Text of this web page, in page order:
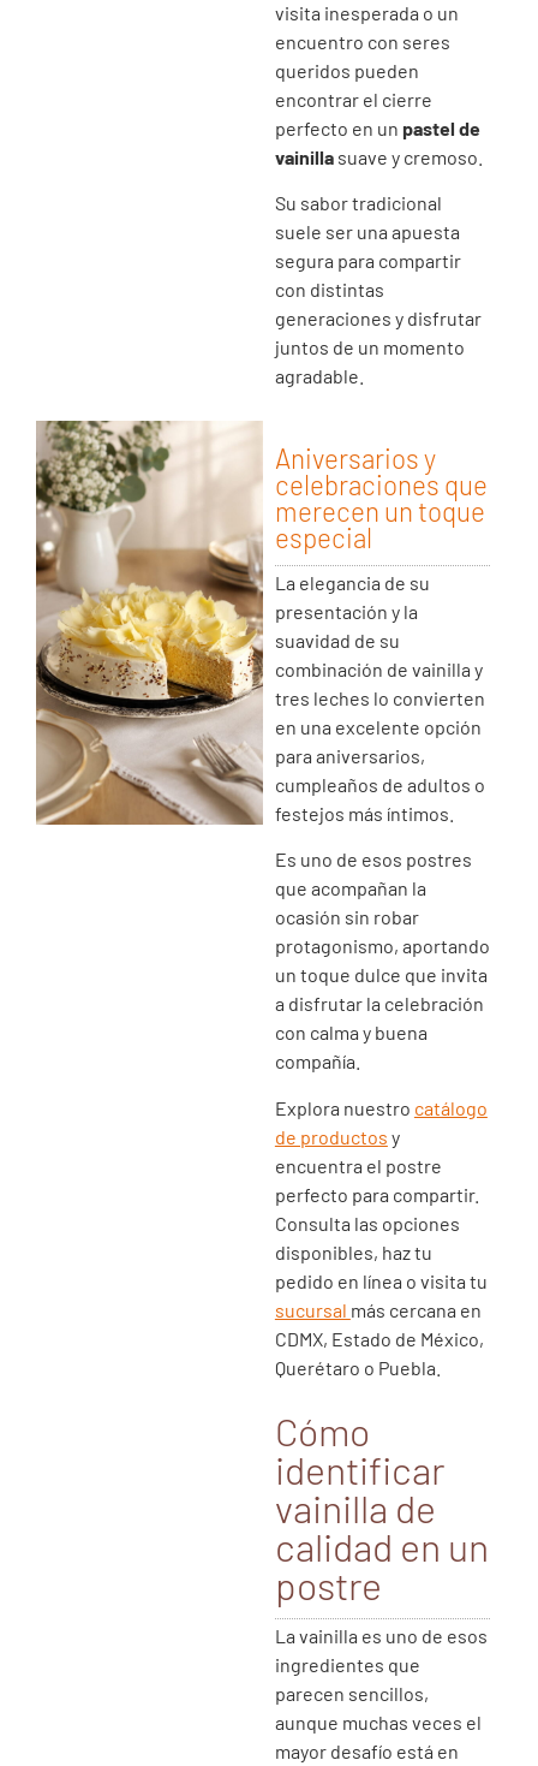
visita inesperada o un
encuentro con seres
queridos pueden
encontrar el cierre
perfecto en un pastel de
vainilla suave y cremoso.
Su sabor tradicional
suele ser una apuesta
segura para compartir
con distintas
generaciones y disfrutar
juntos de un momento
agradable.
Aniversarios y
celebraciones que
merecen un toque
especial
La elegancia de su
presentación y la
suavidad de su
combinación de vainilla y
tres leches lo convierten
en una excelente opción
para aniversarios,
cumpleaños de adultos o
festejos más íntimos.
Es uno de esos postres
que acompañan la
ocasión sin robar
protagonismo, aportando
un toque dulce que invita
a disfrutar la celebración
con calma y buena
compañía.
Explora nuestro catálogo
de productos y
encuentra el postre
perfecto para compartir.
Consulta las opciones
disponibles, haz tu
pedido en línea o visita tu
sucursal más cercana en
CDMX, Estado de México,
Querétaro o Puebla.
Cómo
identificar
vainilla de
calidad en un
postre
La vainilla es uno de esos
ingredientes que
parecen sencillos,
aunque muchas veces el
mayor desafío está en